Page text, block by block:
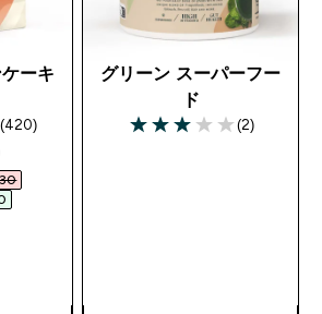
ーキ
(420)
price
グリーン スーパーフー
ド
3 out of 5 stars
(2)